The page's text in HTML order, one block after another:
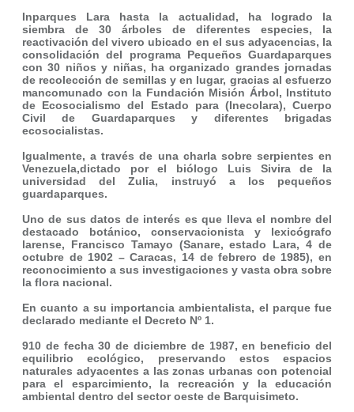
Inparques Lara hasta la actualidad, ha logrado la
siembra de 30 árboles de diferentes especies, la
reactivación del vivero ubicado en el sus adyacencias, la
consolidación del programa Pequeños Guardaparques
con 30 niños y niñas, ha organizado grandes jornadas
de recolección de semillas y en lugar, gracias al esfuerzo
mancomunado con la Fundación Misión Árbol, Instituto
de Ecosocialismo del Estado para (Inecolara), Cuerpo
Civil de Guardaparques y diferentes brigadas
ecosocialistas.
Igualmente, a través de una charla sobre serpientes en
Venezuela,dictado por el biólogo Luis Sivira de la
universidad del Zulia, instruyó a los pequeños
guardaparques.
Uno de sus datos de interés es que lleva el nombre del
destacado botánico, conservacionista y lexicógrafo
larense, Francisco Tamayo (Sanare, estado Lara, 4 de
octubre de 1902 – Caracas, 14 de febrero de 1985), en
reconocimiento a sus investigaciones y vasta obra sobre
la flora nacional.
En cuanto a su importancia ambientalista, el parque fue
declarado mediante el Decreto Nº 1.
910 de fecha 30 de diciembre de 1987, en beneficio del
equilibrio ecológico, preservando estos espacios
naturales adyacentes a las zonas urbanas con potencial
para el esparcimiento, la recreación y la educación
ambiental dentro del sector oeste de Barquisimeto.